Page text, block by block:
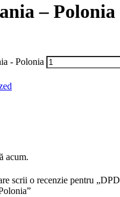
– Polonia
- Polonia
acum.
scrii o recenzie pentru „DPD